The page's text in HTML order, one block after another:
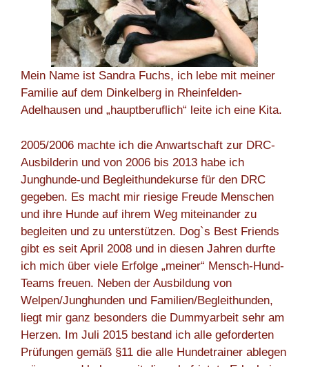
Mein Name ist Sandra Fuchs, ich lebe mit meiner
Familie auf dem Dinkelberg in Rheinfelden-
Adelhausen und „hauptberuflich“ leite ich eine Kita.
2005/2006 machte ich die Anwartschaft zur DRC-
Ausbilderin und von 2006 bis 2013 habe ich
Junghunde-und Begleithundekurse für den DRC
gegeben. Es macht mir riesige Freude Menschen
und ihre Hunde auf ihrem Weg miteinander zu
begleiten und zu unterstützen. Dog`s Best Friends
gibt es seit April 2008 und in diesen Jahren durfte
ich mich über viele Erfolge „meiner“ Mensch-Hund-
Teams freuen. Neben der Ausbildung von
Welpen/Junghunden und Familien/Begleithunden,
liegt mir ganz besonders die Dummyarbeit sehr am
Herzen. Im Juli 2015 bestand ich alle geforderten
Prüfungen gemäß §11 die alle Hundetrainer ablegen